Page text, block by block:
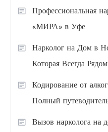
Профессиональная
«МИРА» в Уфе
Нарколог на Дом в
Которая Всегда Рядом
Кодирование от
Полный
Вызов нарколога на